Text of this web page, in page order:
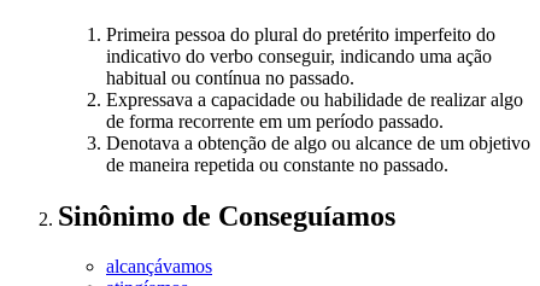
Primeira pessoa do plural do pretérito imperfeito do
indicativo do verbo conseguir, indicando uma ação
habitual ou contínua no passado.
Expressava a capacidade ou habilidade de realizar algo
de forma recorrente em um período passado.
Denotava a obtenção de algo ou alcance de um objetivo
de maneira repetida ou constante no passado.
Sinônimo de Conseguíamos
alcançávamos